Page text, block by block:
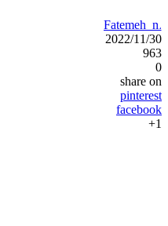
2022/11/
share